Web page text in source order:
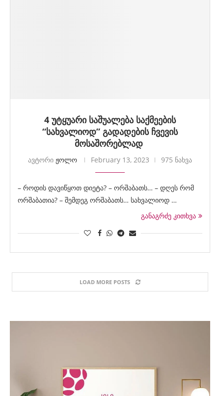
4 უტყუარი საშუალება საქმეების
“სახვალიოდ” გადადების ჩვევის
მოსაშორებლად
ავტორი ჟოლო February 13, 2023 975 ნახვა
– როდის დავიწყოთ დიეტა? – ორშაბათს… – დღეს რომ
ორშაბათია? – შემდეგ ორშაბათს… სახვალიოდ …
განაგრძე კითხვა
LOAD MORE POSTS